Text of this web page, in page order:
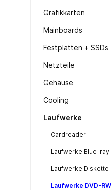
Grafikkarten
Mainboards
Festplatten + SSDs
Netzteile
Gehäuse
Cooling
Laufwerke
Cardreader
Laufwerke Blue-ray
Laufwerke Diskette
Laufwerke DVD-RW